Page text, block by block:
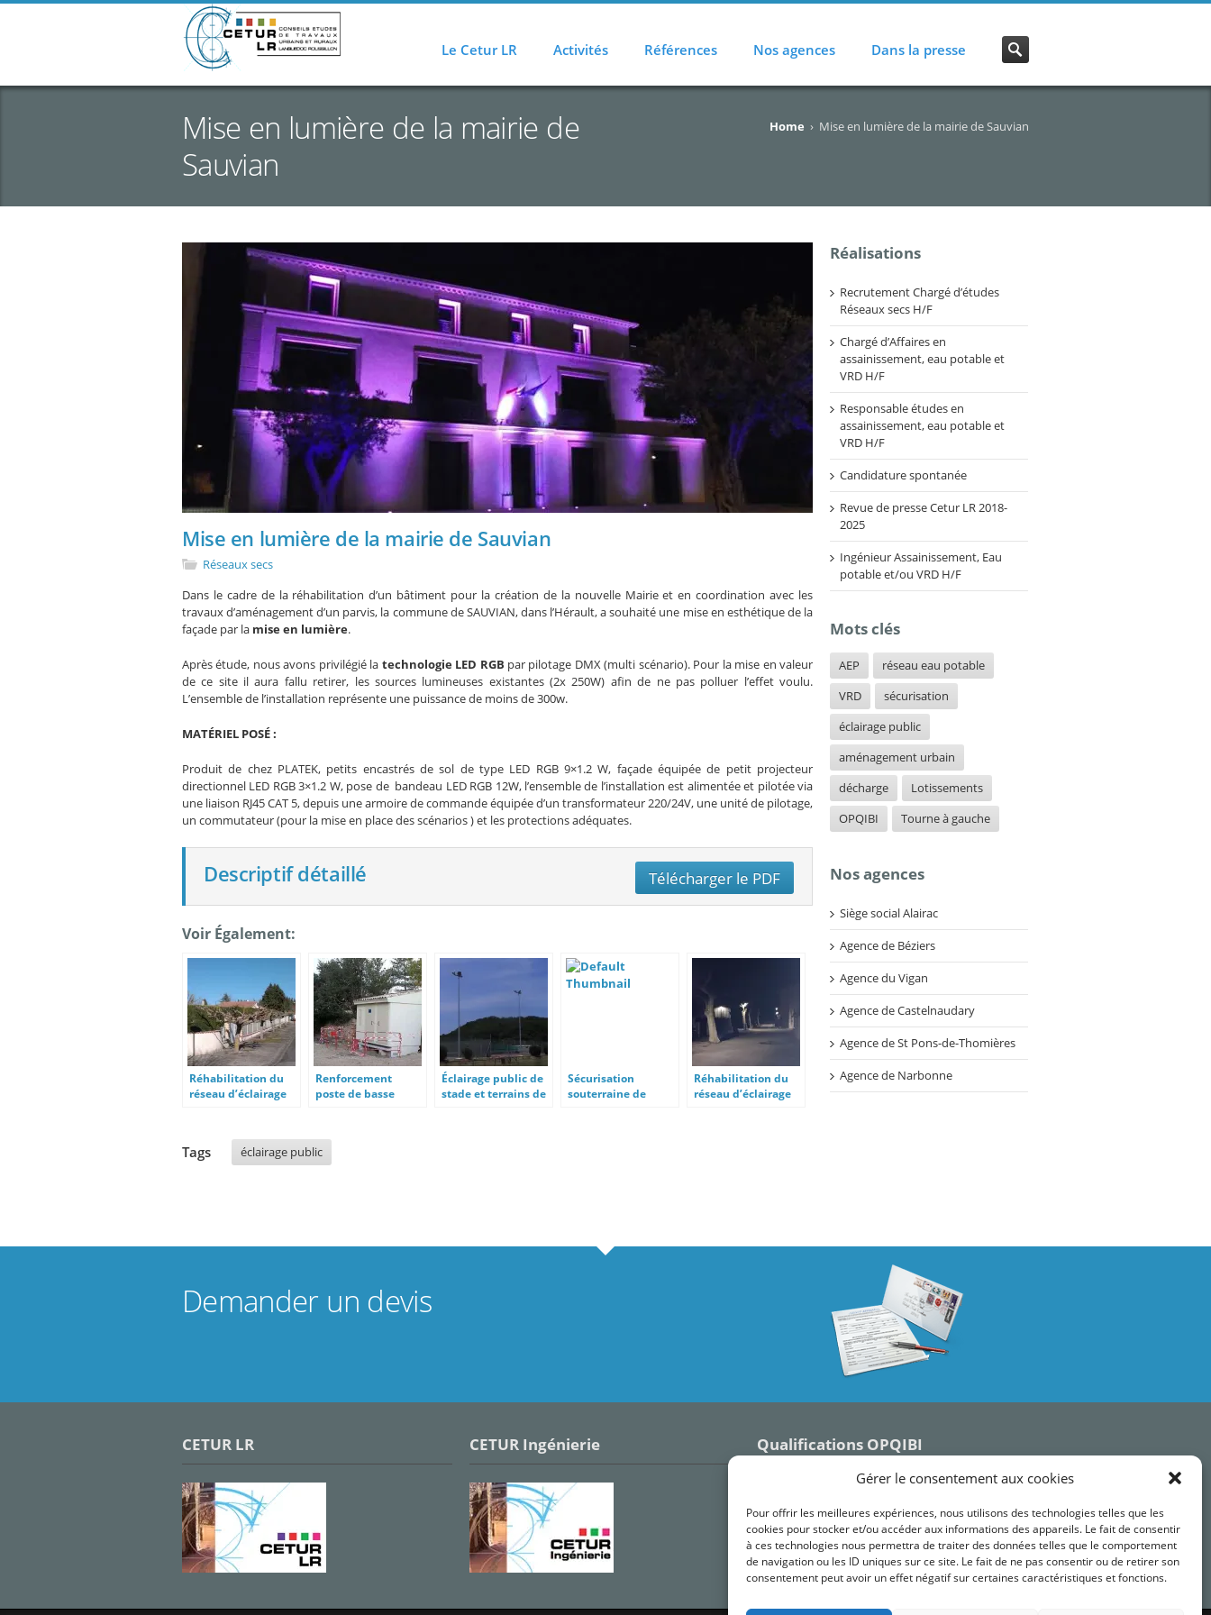
Gérer le consentement aux cookies
Pour offrir les meilleures expériences, nous utilisons des technologies telles que les
cookies pour stocker et/ou accéder aux informations des appareils. Le fait de consentir
à ces technologies nous permettra de traiter des données telles que le comportement
de navigation ou les ID uniques sur ce site. Le fait de ne pas consentir ou de retirer son
consentement peut avoir un effet négatif sur certaines caractéristiques et fonctions.
Le Cetur LR Activités Références Nos agences Dans la presse
Mise en lumière de la mairie de
Sauvian
Home › Mise en lumière de la mairie de Sauvian
Mise en lumière de la mairie de Sauvian
Réseaux secs
Dans le cadre de la réhabilitation d’un bâtiment pour la création de la nouvelle Mairie et en coordination avec les
travaux d’aménagement d’un parvis, la commune de SAUVIAN, dans l’Hérault, a souhaité une mise en esthétique de la
façade par la mise en lumière.
Après étude, nous avons privilégié la technologie LED RGB par pilotage DMX (multi scénario). Pour la mise en valeur
de ce site il aura fallu retirer, les sources lumineuses existantes (2x 250W) afin de ne pas polluer l’effet voulu.
L’ensemble de l’installation représente une puissance de moins de 300w.
MATÉRIEL POSÉ :
Produit de chez PLATEK, petits encastrés de sol de type LED RGB 9×1.2 W, façade équipée de petit projecteur
directionnel LED RGB 3×1.2 W, pose de bandeau LED RGB 12W, l’ensemble de l’installation est alimentée et pilotée via
une liaison RJ45 CAT 5, depuis une armoire de commande équipée d’un transformateur 220/24V, une unité de pilotage,
un commutateur (pour la mise en place des scénarios ) et les protections adéquates.
Télécharger le PDF
Descriptif détaillé
Voir Également:
Réhabilitation du
réseau d’éclairage
Renforcement
poste de basse
Éclairage public de
stade et terrains de
Sécurisation
souterraine de
Réhabilitation du
réseau d’éclairage
Tags éclairage public
Réalisations
Recrutement Chargé d’études
Réseaux secs H/F
Chargé d’Affaires en
assainissement, eau potable et
VRD H/F
Responsable études en
assainissement, eau potable et
VRD H/F
Candidature spontanée
Revue de presse Cetur LR 2018-
2025
Ingénieur Assainissement, Eau
potable et/ou VRD H/F
Mots clés
AEP
réseau eau potable
VRD
sécurisation
éclairage public
aménagement urbain
décharge
Lotissements
OPQIBI
Tourne à gauche
Nos agences
Siège social Alairac
Agence de Béziers
Agence du Vigan
Agence de Castelnaudary
Agence de St Pons-de-Thomières
Agence de Narbonne
Demander un devis
CETUR LR CETUR Ingénierie Qualifications OPQIBI